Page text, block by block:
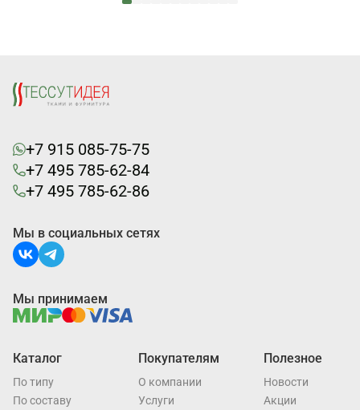
+7 915 085-75-75
+7 495 785-62-84
+7 495 785-62-86
Каталог
По типу
По составу
Покупателям
О компании
Услуги
Полезное
Новости
Акции
Мы в социальных сетях
Мы принимаем